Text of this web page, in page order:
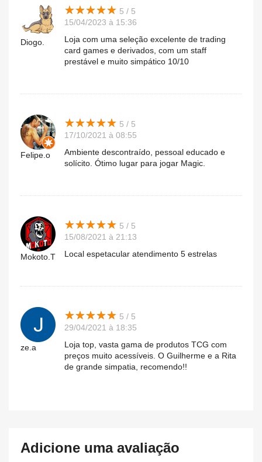
Diogo.
★★★★★
★★★★★ 5 / 5
15/04/2023 à 15:36
Loja com uma seleção excelente de trading
card games e derivados, com um staff
prestável e muito simpático 10/10
Felipe.o
★★★★★
★★★★★ 5 / 5
17/10/2021 à 08:55
Ambiente descontraído, pessoal educado e
solícito. Ótimo lugar para jogar Magic.
Mokoto.T
★★★★★
★★★★★ 5 / 5
15/08/2021 à 21:13
Local espetacular atendimento 5 estrelas
ze.a
★★★★★
★★★★★ 5 / 5
29/04/2021 à 18:35
Loja top, vasta gama de produtos TCG com
preços muito acessíveis. O Guilherme e a Rita
de grande simpatia, recomendo!!
Adicione uma avaliação